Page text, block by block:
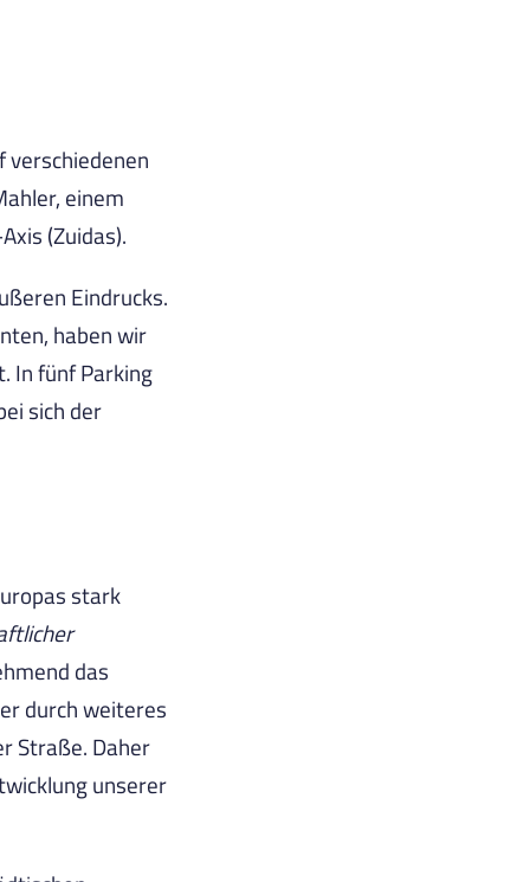
verschiedenen
einem
(Zuidas).
Eindrucks.
haben wir
In fünf Parking
sich der
stark
das
durch weiteres
Straße. Daher
unserer